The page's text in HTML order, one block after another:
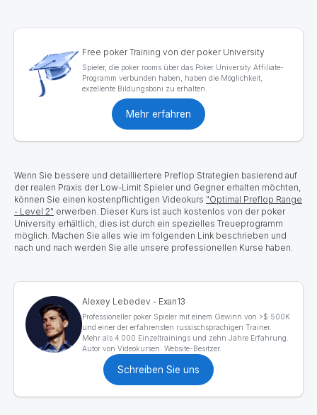
Free poker Training von der poker University
Spieler, die poker rooms über das Poker University Affiliate-
Programm verbunden haben, haben die Möglichkeit,
exzellente Bildungsboni zu erhalten.
Mehr erfahren
Wenn Sie bessere und detailliertere Preflop Strategien basierend auf
der realen Praxis der Low-Limit Spieler und Gegner erhalten möchten,
können Sie einen kostenpflichtigen Videokurs "Optimal Preflop Range
- Level 2" erwerben. Dieser Kurs ist auch kostenlos von der poker
University erhältlich, dies ist durch ein spezielles Treueprogramm
möglich. Machen Sie alles wie im folgenden Link beschrieben und
nach und nach werden Sie alle unsere professionellen Kurse haben.
Alexey Lebedev - Exan13
Professioneller poker Spieler mit einem Gewinn von >$ 500K
und einer der erfahrensten russischsprachigen Trainer.
Mehr als 4.000 Einzeltrainings und zehn Jahre Erfahrung.
Autor von Videokursen. Website-Besitzer.
Schreiben Sie uns